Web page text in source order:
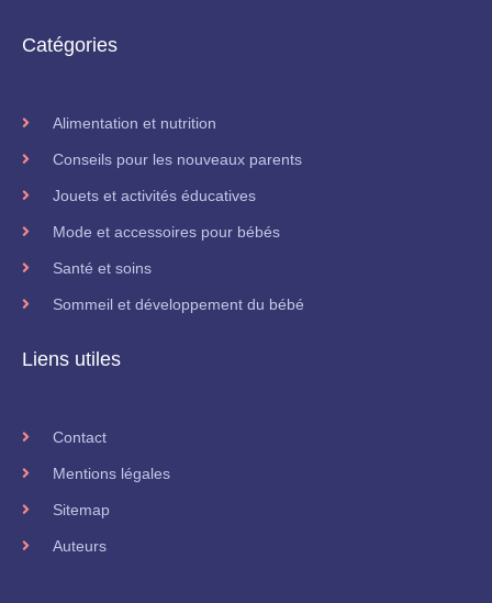
Catégories
Alimentation et nutrition
Conseils pour les nouveaux parents
Jouets et activités éducatives
Mode et accessoires pour bébés
Santé et soins
Sommeil et développement du bébé
Liens utiles
Contact
Mentions légales
Sitemap
Auteurs